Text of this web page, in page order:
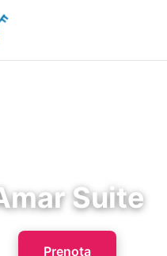
Suite
Prenota